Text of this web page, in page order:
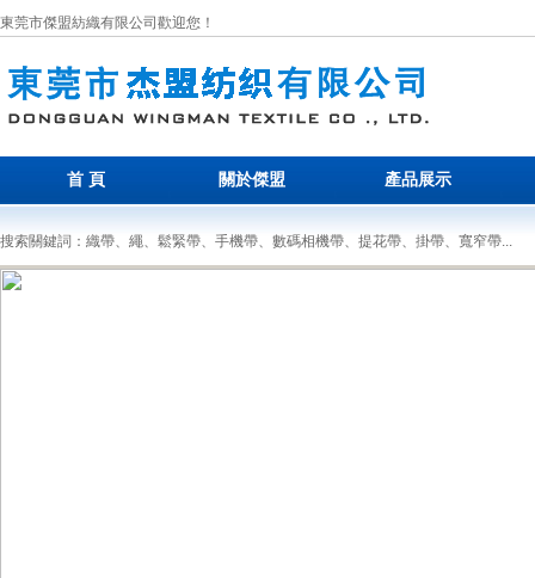
東莞市傑盟紡織有限公司歡迎您！
首 頁 關於傑盟 產品展示
搜索關鍵詞：織帶、繩、鬆緊帶、手機帶、數碼相機帶、提花帶、掛帶、寬窄帶...